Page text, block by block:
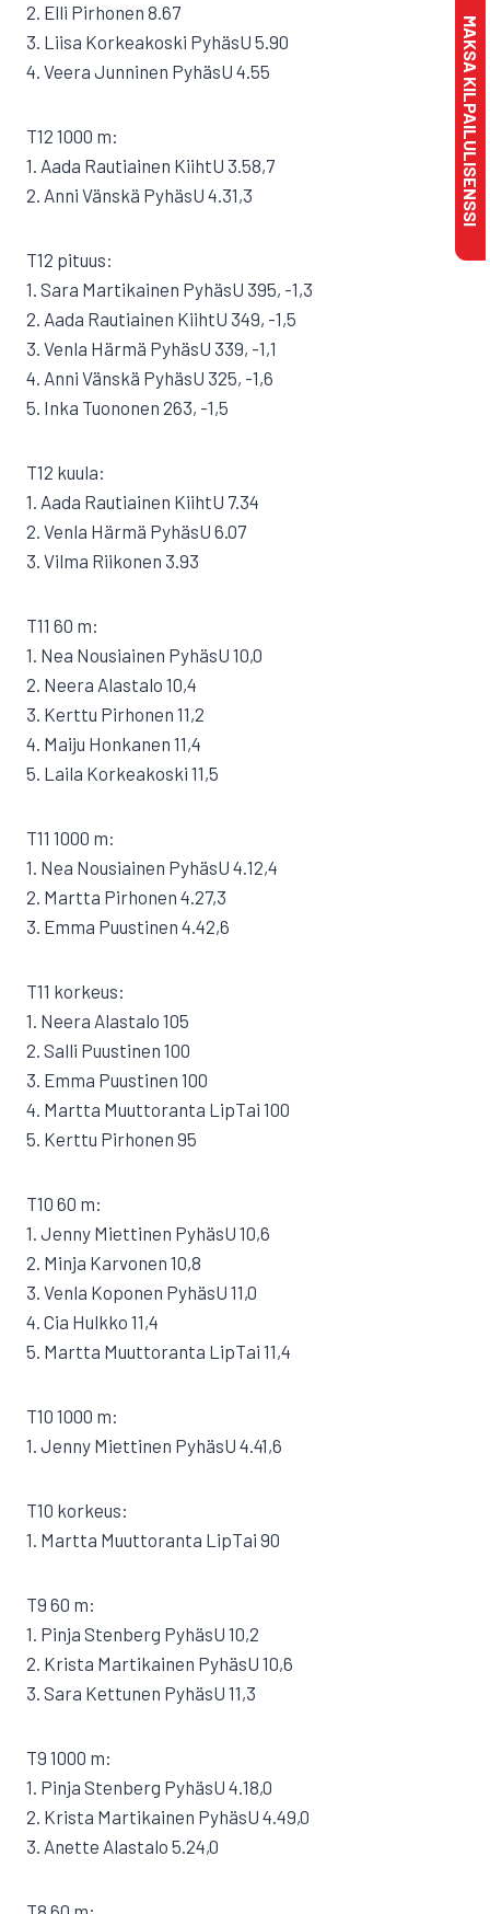
2. Elli Pirhonen 8.67
3. Liisa Korkeakoski PyhäsU 5.90
4. Veera Junninen PyhäsU 4.55
T12 1000 m:
1. Aada Rautiainen KiihtU 3.58,7
2. Anni Vänskä PyhäsU 4.31,3
T12 pituus:
1. Sara Martikainen PyhäsU 395, -1,3
2. Aada Rautiainen KiihtU 349, -1,5
3. Venla Härmä PyhäsU 339, -1,1
4. Anni Vänskä PyhäsU 325, -1,6
5. Inka Tuononen 263, -1,5
T12 kuula:
1. Aada Rautiainen KiihtU 7.34
2. Venla Härmä PyhäsU 6.07
3. Vilma Riikonen 3.93
T11 60 m:
1. Nea Nousiainen PyhäsU 10,0
2. Neera Alastalo 10,4
3. Kerttu Pirhonen 11,2
4. Maiju Honkanen 11,4
5. Laila Korkeakoski 11,5
T11 1000 m:
1. Nea Nousiainen PyhäsU 4.12,4
2. Martta Pirhonen 4.27,3
3. Emma Puustinen 4.42,6
T11 korkeus:
1. Neera Alastalo 105
2. Salli Puustinen 100
3. Emma Puustinen 100
4. Martta Muuttoranta LipTai 100
5. Kerttu Pirhonen 95
T10 60 m:
1. Jenny Miettinen PyhäsU 10,6
2. Minja Karvonen 10,8
3. Venla Koponen PyhäsU 11,0
4. Cia Hulkko 11,4
5. Martta Muuttoranta LipTai 11,4
T10 1000 m:
1. Jenny Miettinen PyhäsU 4.41,6
T10 korkeus:
1. Martta Muuttoranta LipTai 90
T9 60 m:
1. Pinja Stenberg PyhäsU 10,2
2. Krista Martikainen PyhäsU 10,6
3. Sara Kettunen PyhäsU 11,3
T9 1000 m:
1. Pinja Stenberg PyhäsU 4.18,0
2. Krista Martikainen PyhäsU 4.49,0
3. Anette Alastalo 5.24,0
MAKSA KILPAILULISENSSI